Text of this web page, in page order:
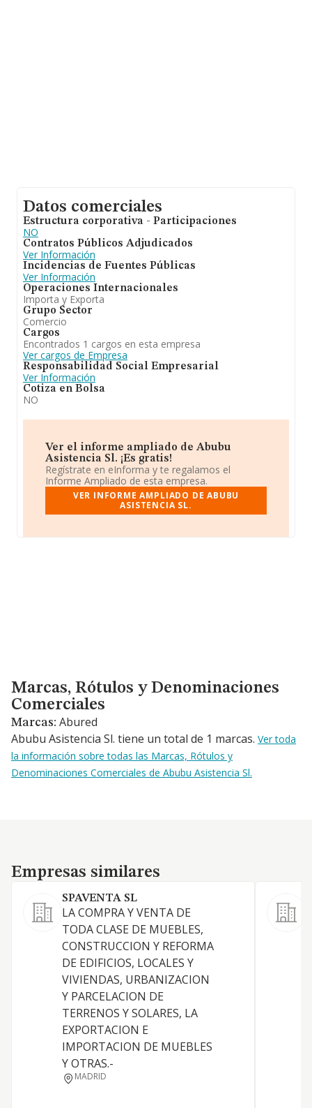
Datos comerciales
Estructura corporativa - Participaciones
NO
Contratos Públicos Adjudicados
Ver Información
Incidencias de Fuentes Públicas
Ver Información
Operaciones Internacionales
Importa y Exporta
Grupo Sector
Comercio
Cargos
Encontrados 1 cargos en esta empresa
Ver cargos de Empresa
Responsabilidad Social Empresarial
Ver Información
Cotiza en Bolsa
NO
Ver el informe ampliado de Abubu
Asistencia Sl. ¡Es gratis!
Regístrate en eInforma y te regalamos el
Informe Ampliado de esta empresa.
VER INFORME AMPLIADO DE ABUBU
ASISTENCIA SL.
Marcas, Rótulos y Denominaciones Comerciales
Marcas, Rótulos y Denominaciones
Comerciales
Marcas: Abured
Abubu Asistencia Sl. tiene un total de 1 marcas. Ver toda
la información sobre todas las Marcas, Rótulos y
Denominaciones Comerciales de Abubu Asistencia Sl.
Empresas similares
Empresas similares
SPAVENTA SL
LA COMPRA Y VENTA DE
TODA CLASE DE MUEBLES,
CONSTRUCCION Y REFORMA
DE EDIFICIOS, LOCALES Y
VIVIENDAS, URBANIZACION
Y PARCELACION DE
TERRENOS Y SOLARES, LA
EXPORTACION E
IMPORTACION DE MUEBLES
Y OTRAS.-
MADRID